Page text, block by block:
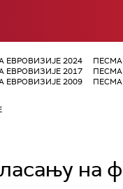
ЕВРОВИЗИЈЕ 2024 ПЕСМА
ЕВРОВИЗИЈЕ 2017 ПЕСМА
ЕВРОВИЗИЈЕ 2009 ПЕСМА
на